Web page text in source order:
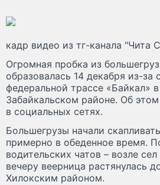
кадр видео из тг-канала "Чита
Огромная пробка из
образовалась 14 декабря из-за
федеральной трассе «Байкал»
Забайкальском районе. Об
в социальных сетях.
Большегрузы начали
примерно в обеденное время.
водительских чатов – возле
вечеру веерница растянулась
Хилокским районом.